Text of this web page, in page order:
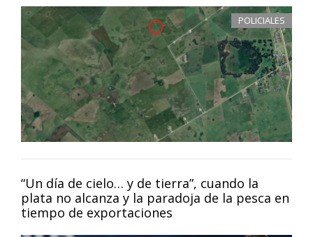
POLICIALES
“Un día de cielo… y de tierra”, cuando la
plata no alcanza y la paradoja de la pesca en
tiempo de exportaciones